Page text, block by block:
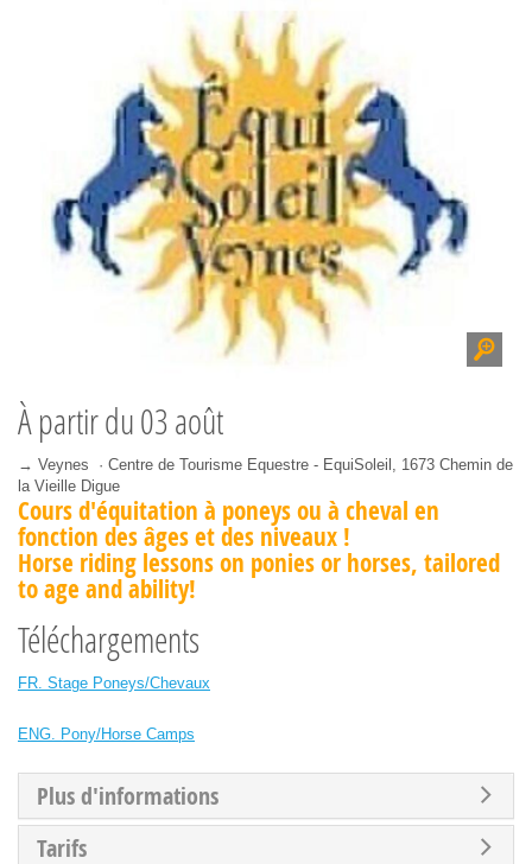
À partir du03 août
→ Veynes · Centre de Tourisme Equestre - EquiSoleil, 1673 Chemin de
la Vieille Digue
Cours d'équitation à poneys ou à cheval en
fonction des âges et des niveaux !
Horse riding lessons on ponies or horses, tailored
to age and ability!
Téléchargements
FR. Stage Poneys/Chevaux
ENG. Pony/Horse Camps
Plus d'informations
Tarifs